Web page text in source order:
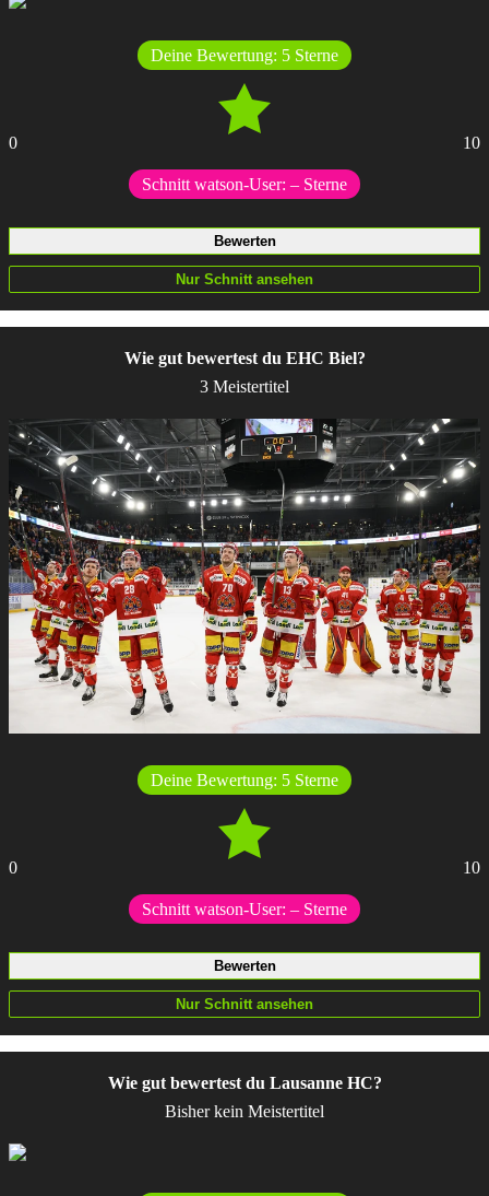
Deine Bewertung: 5 Sterne
0 10
Schnitt watson-User: – Sterne
Wie gut bewertest du EHC Biel?
3 Meistertitel
Deine Bewertung: 5 Sterne
0 10
Schnitt watson-User: – Sterne
Wie gut bewertest du Lausanne HC?
Bisher kein Meistertitel